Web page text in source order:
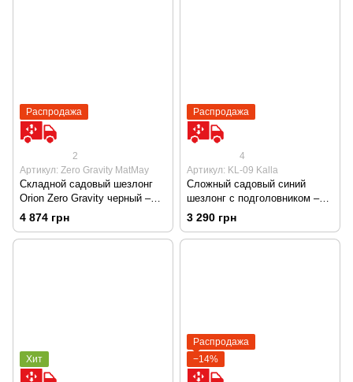
Распродажа
2
Артикул: Zero Gravity MatMay
Складной садовый шезлонг
Orion Zero Gravity черный –
кресло для сада, террасы,
пляжа и кемпинга
4 874 грн
Распродажа
4
Артикул: KL-09 Kalla
Сложный садовый синий
шезлонг с подголовником –
многопозиционный для сада,
террасы и пляжа.
3 290 грн
Хит
Распродажа
−14%